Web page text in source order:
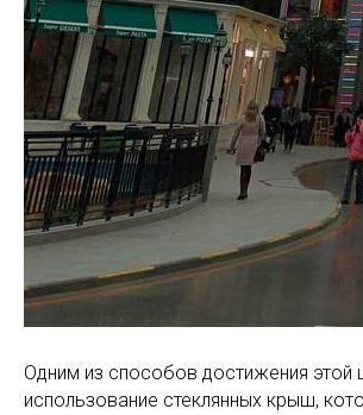
Одним из способов достижения этой
использование стеклянных крыш,